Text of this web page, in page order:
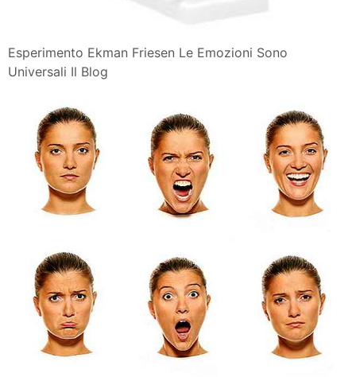
Esperimento Ekman Friesen Le Emozioni Sono
Universali Il Blog